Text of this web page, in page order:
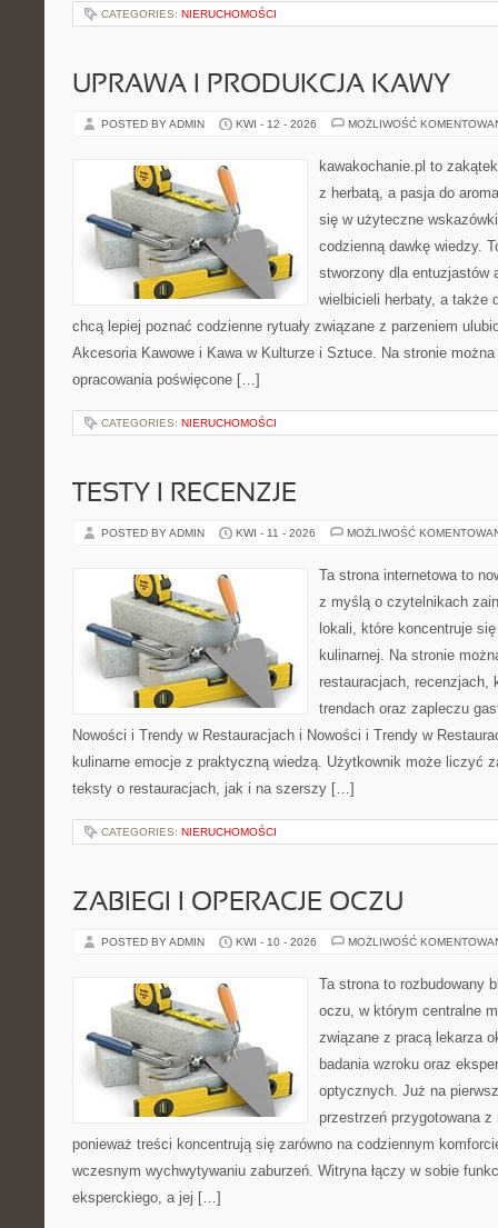
CATEGORIES: NIERUCHOMOŚCI
UPRAWA I PRODUKCJA KAWY
POSTED BY ADMIN KWI - 12 - 2026 MOŻLIWOŚĆ
kawakochanie.pl to
z herbatą, a pasja do
się w użyteczne
codzienną dawkę wiedzy.
stworzony dla entuzjastów
wielbicieli herbaty, a także
chcą lepiej poznać codzienne rytuały związane z parzeniem
Akcesoria Kawowe i Kawa w Kulturze i Sztuce. Na stronie można
opracowania poświęcone […]
CATEGORIES: NIERUCHOMOŚCI
TESTY I RECENZJE
POSTED BY ADMIN KWI - 11 - 2026 MOŻLIWOŚĆ
Ta strona internetowa to
z myślą o czytelnikach
lokali, które koncentruje
kulinarnej. Na stronie
restauracjach, recenzjach,
trendach oraz zapleczu
Nowości i Trendy w Restauracjach i Nowości i Trendy w
kulinarne emocje z praktyczną wiedzą. Użytkownik może liczyć
teksty o restauracjach, jak i na szerszy […]
CATEGORIES: NIERUCHOMOŚCI
ZABIEGI I OPERACJE OCZU
POSTED BY ADMIN KWI - 10 - 2026 MOŻLIWOŚĆ
Ta strona to rozbudowany
oczu, w którym centralne
związane z pracą lekarza
badania wzroku oraz
optycznych. Już na
przestrzeń przygotowana
ponieważ treści koncentrują się zarówno na codziennym
wczesnym wychwytywaniu zaburzeń. Witryna łączy w sobie
eksperckiego, a jej […]